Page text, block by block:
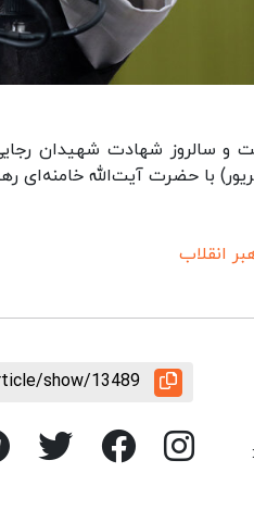
و سالروز شهادت شهیدان
با حضرت آیت‌الله خامنه‌ای
انقلاب
show/13489